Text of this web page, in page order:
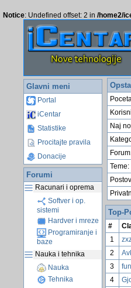
Notice: Undefined offset: 2 in /home2/
Glavni meni
Portal
iCentar
Statistike
Procitajte pravila
Donacije
Forumi
Racunari i oprema
Softver i op.
sistemi
Hardver i mreze
Programiranje i
baze
Nauka i tehnika
Nauka
Tehnika
Naj
Teme:
Top-
#
1
2
3
4